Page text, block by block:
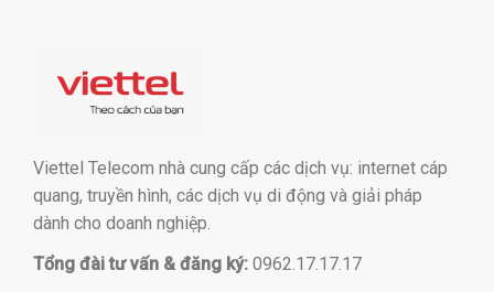
Viettel Telecom nhà cung cấp các dịch vụ: internet cáp
quang, truyền hình, các dịch vụ di động và giải pháp
dành cho doanh nghiệp.
Tổng đài tư vấn & đăng ký: 0962.17.17.17